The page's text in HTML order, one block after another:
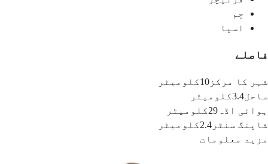
جِم
اسپا
فاصلے
شہر کا مرکز 10کلومیٹر
ساحل3.4کلومیٹر
ہوائی اڈہ 29کلومیٹر
شاپنگ سنٹر 2.4کلومیٹر
مزید معلومات